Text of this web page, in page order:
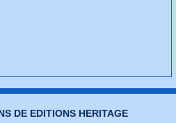
DE EDITIONS HERITAGE